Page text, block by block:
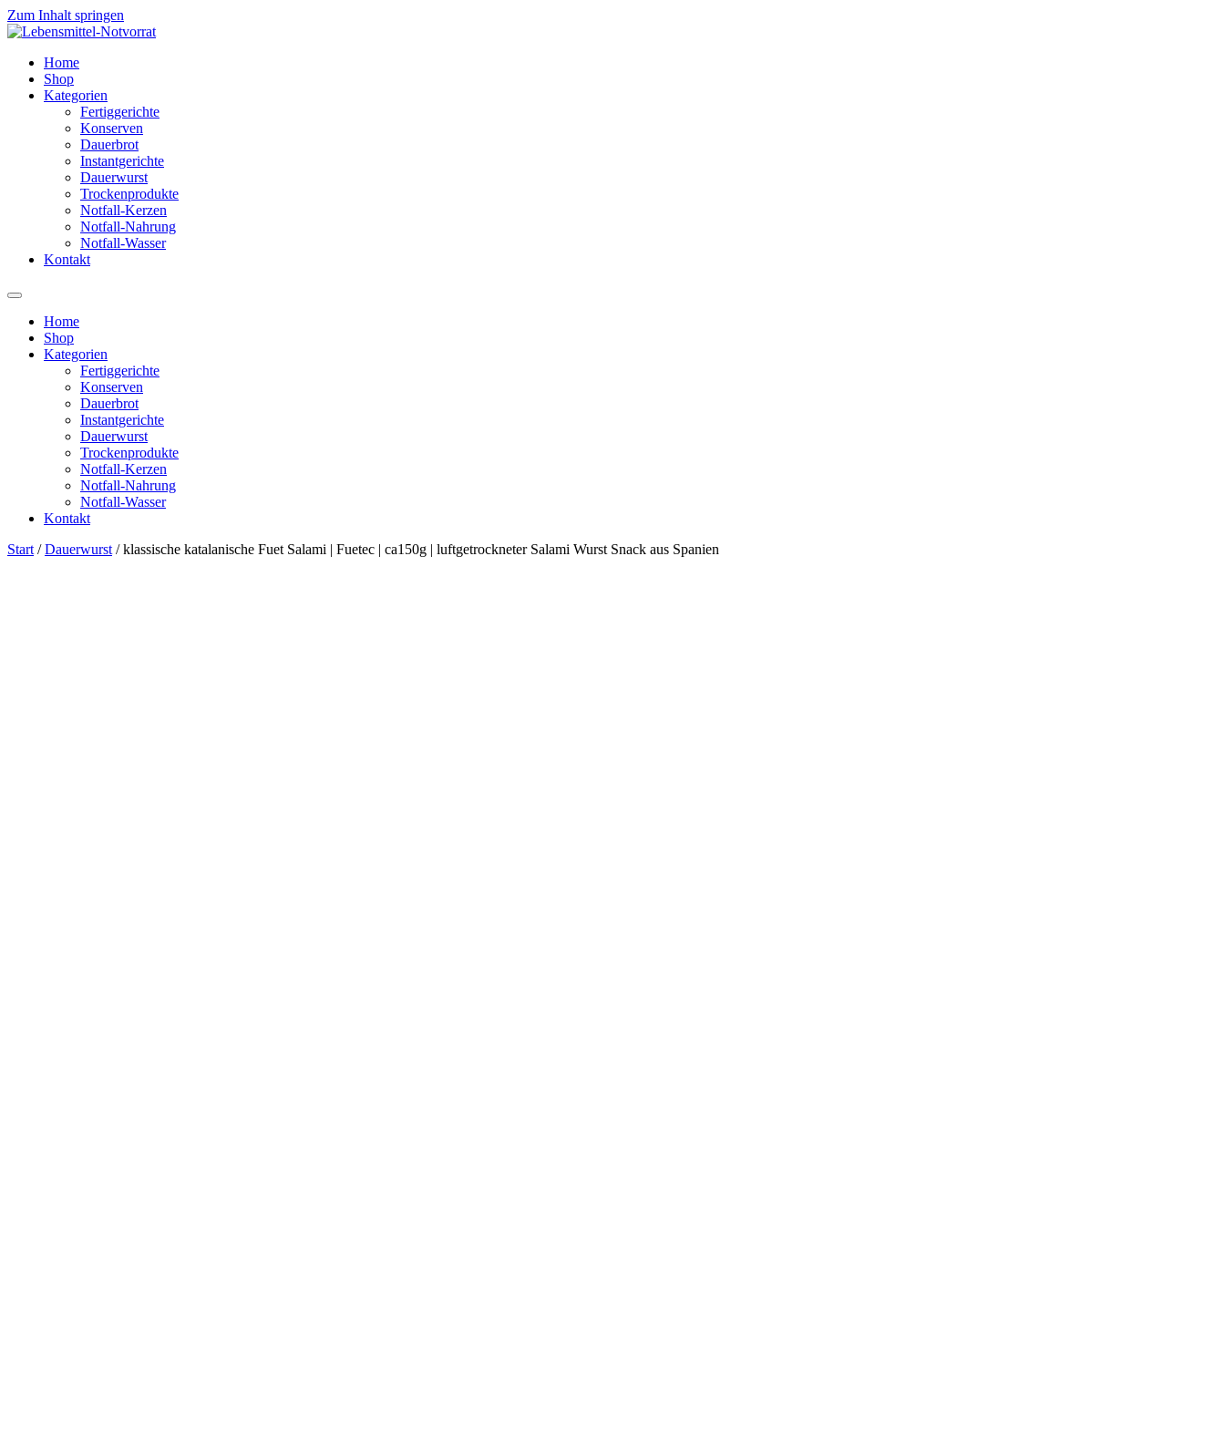
Zum Inhalt springen
Home
Shop
Kategorien
Fertiggerichte
Konserven
Dauerbrot
Instantgerichte
Dauerwurst
Trockenprodukte
Notfall-Kerzen
Notfall-Nahrung
Notfall-Wasser
Kontakt
Home
Shop
Kategorien
Fertiggerichte
Konserven
Dauerbrot
Instantgerichte
Dauerwurst
Trockenprodukte
Notfall-Kerzen
Notfall-Nahrung
Notfall-Wasser
Kontakt
Start /Dauerwurst / klassische katalanische Fuet Salami | Fuetec | ca150g | luftgetrockneter Salami Wurst Snack aus Spanien